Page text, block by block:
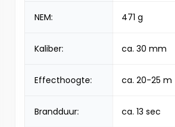
NEM: 471 g
Kaliber: ca. 30 mm
Effecthoogte: ca. 20-25 m
Brandduur: ca. 13 sec